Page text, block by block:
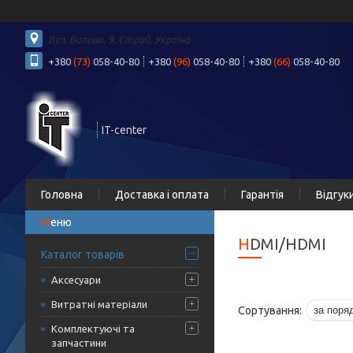
Вул. Валова, 9, Стрий, Україна
+380 (73) 058-40-80 +380 (96) 058-40-80 +380 (66) 058-40-80
IT-center
Головна Доставка і оплата Гарантія
Каталог товарів
Аксесуари
Витратні матеріали
Комплектуючі та
запчастини
HDMI/HDMI